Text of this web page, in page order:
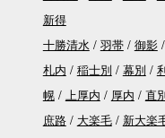
新得
十勝清水
羽帯 御影
札内
稲士別 幕別
幌
上厚内 厚内 直
庶路
大楽毛 新大楽